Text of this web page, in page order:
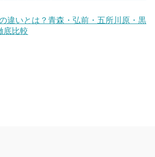
違いとは？青森・弘前・五所川原・黒
底比較